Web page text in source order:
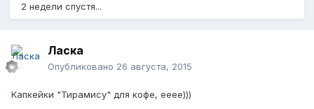
2 недели спустя...
Ласка
Опубликовано 26 августа, 2015
Капкейки "Тирамису" для кофе, ееее)))